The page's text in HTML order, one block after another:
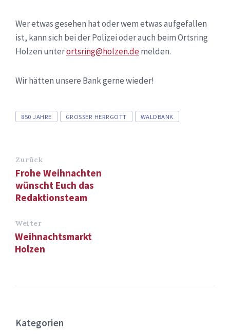
Wer etwas gesehen hat oder wem etwas aufgefallen
ist, kann sich bei der Polizei oder auch beim Ortsring
Holzen unterortsring@holzen.demelden.
Wir hätten unsere Bank gerne wieder!
Tags
850 JAHRE GROSSER HERRGOTT WALDBANK
Zurück
Frohe Weihnachten
wünscht Euch das
Redaktionsteam
Weiter
Weihnachtsmarkt
Holzen
Kategorien